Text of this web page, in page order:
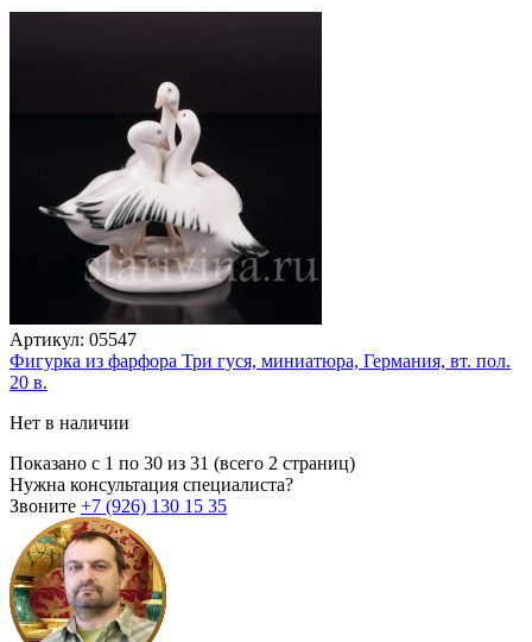
Артикул: 05547
Фигурка из фарфора Три гуся, миниатюра, Германия, вт. пол.
20 в.
Нет в наличии
Показано с 1 по 30 из 31 (всего 2 страниц)
Нужна консультация специалиста?
Звоните +7 (926) 130 15 35